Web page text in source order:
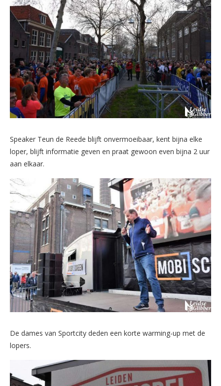
Speaker Teun de Reede blijft onvermoeibaar, kent bijna elke
loper, blijft informatie geven en praat gewoon even bijna 2 uur
aan elkaar.
De dames van Sportcity deden een korte warming-up met de
lopers.